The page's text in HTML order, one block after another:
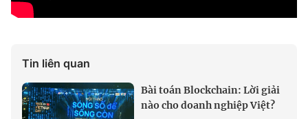
Tin liên quan
Bài toán Blockchain: Lời giải
nào cho doanh nghiệp Việt?